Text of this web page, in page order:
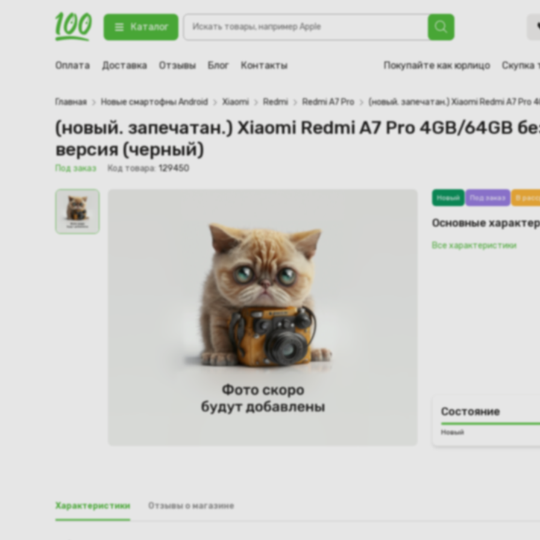
Каталог
товаров
Оплата Доставка Отзывы Блог Контакты Покупайте как юрлицо Скупка
(новый. запечатан.) Xiaomi Redmi A7 Pro 4GB/64GB без NFC международная версия (черный)
123 Под заказ
Главная Новые смартофны Android Xiaomi Redmi Redmi A7 Pro (новый. запечатан.) Xiaomi Redmi A7 Pro
(новый. запечатан.) Xiaomi Redmi A7 Pro 4GB/64GB
версия (черный)
Под заказ Код товара: 129450
Новый Под заказ В
Основные
Все характеристики
Состояние
Новый
Характеристики Отзывы о магазине